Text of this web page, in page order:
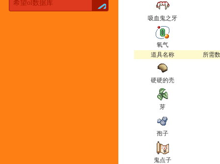
吸血鬼之牙
氧气
道具名称
所需
硬硬的壳
芽
孢子
鬼点子